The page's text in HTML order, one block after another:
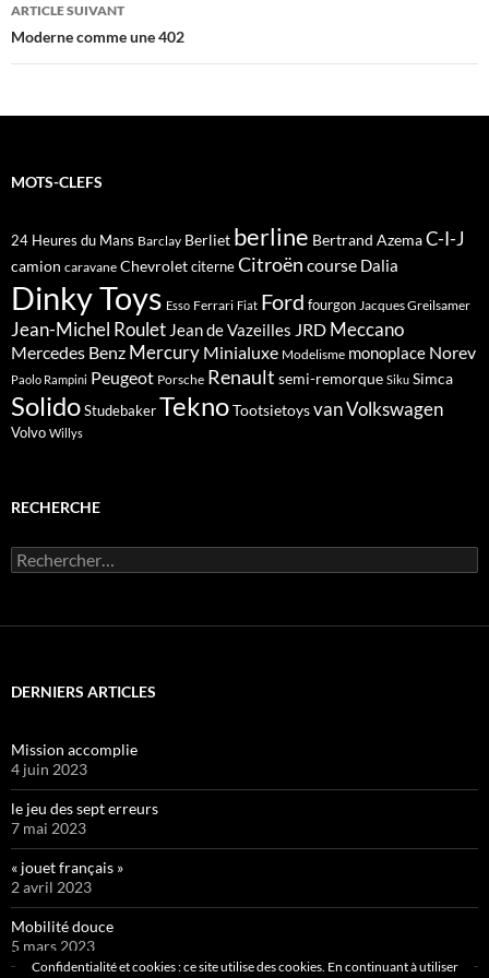
ARTICLE SUIVANT
Moderne comme une 402
MOTS-CLEFS
24 Heures du Mans Barclay Berliet berline Bertrand AzemaC-I-J
camion caravane ChevroletciterneCitroën course Dalia
Dinky Toys Esso Ferrari Fiat Ford fourgon Jacques Greilsamer
Jean-Michel Roulet Jean de Vazeilles JRD Meccano
Mercedes Benz Mercury Minialuxe Modelisme monoplace Norev
Paolo Rampini Peugeot Porsche Renault semi-remorque Siku Simca
SolidoStudebakerTeknoTootsietoysvanVolkswagen
Volvo Willys
RECHERCHE
Rechercher :
DERNIERS ARTICLES
Mission accomplie
4 juin 2023
le jeu des sept erreurs
7 mai 2023
« jouet français »
2 avril 2023
Mobilité douce
5 mars 2023
Confidentialité et cookies : ce site utilise des cookies. En continuant à utiliser